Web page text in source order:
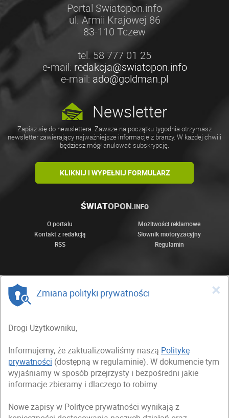
Portal Swiatopon.info
ul. Armii Krajowej 86
83-110 Tczew
tel. 58 777 01 25
e-mail: redakcja@swiatopon.info
e-mail: ado@goldman.pl
Newsletter
Zapisz się do newslettera. Zawsze na początku tygodnia otrzymasz
newsletter zawierający najważniejsze informacje z branży. W każdej chwili
będziesz mógł anulować subskrypcję.
KLIKNIJ I WYPEŁNIJ FORMULARZ
ŚWIATOPON.INFO
O portalu
Możliwości reklamowe
Kontakt z redakcją
Słownik motoryzacyjny
RSS
Regulamin
×
Zmiana polityki prywatności
Drogi Użytkowniku,
Informujemy, że zaktualizowaliśmy naszą Politykę
prywatności (dostępną w regulaminie). W dokumencie tym
wyjaśniamy w sposób przejrzysty i bezpośredni jakie
informacje zbieramy i dlaczego to robimy.
Nowe zapisy w Polityce prywatności wynikają z